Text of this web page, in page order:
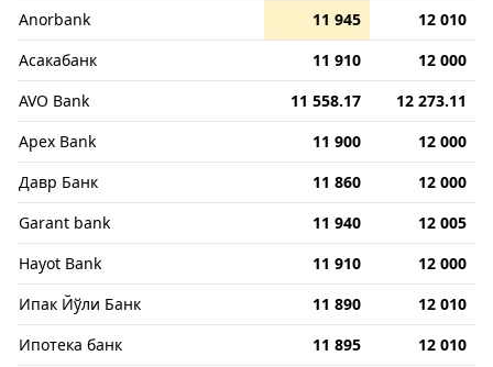
Anorbank
11 945
12 010
Асакабанк
11 910
12 000
AVO Bank
11 558.17
12 273.11
Apex Bank
11 900
12 000
Давр Банк
11 860
12 000
Garant bank
11 940
12 005
Hayot Bank
11 910
12 000
Ипак Йўли Банк
11 890
12 010
Ипотека банк
11 895
12 010